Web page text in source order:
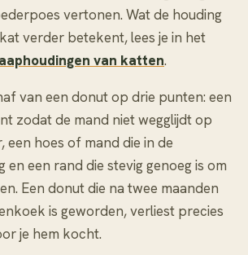
vertonen. Wat de houding
verder betekent, lees je in het
van katten.
van een donut op drie punten: een
zodat de mand niet wegglijdt op
een hoes of mand die in de
en een rand die stevig genoeg is om
Een donut die na twee maanden
is geworden, verliest precies
je hem kocht.